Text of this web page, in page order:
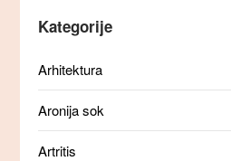
Kategorije
Arhitektura
Aronija sok
Artritis